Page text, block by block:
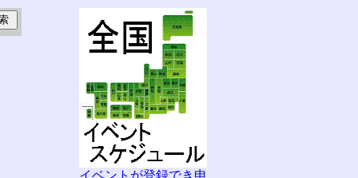
イベントが登録でき申